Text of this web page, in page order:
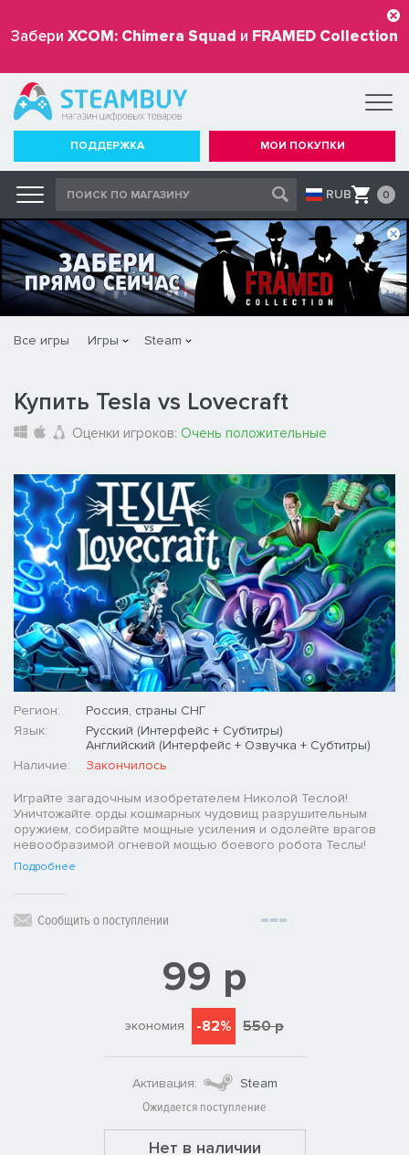
Забери XCOM: Chimera Squad и FRAMED Collection
бесплатно
ПОДДЕРЖКА МОИ ПОКУПКИ
RUB 0
Все игры Игры Steam
Купить Tesla vs Lovecraft
Оценки игроков: Очень положительные
Регион:
Россия, страны СНГ
Язык:
Русский (Интерфейс + Субтитры)
Английский (Интерфейс + Озвучка + Субтитры)
Наличие:
Закончилось
Играйте загадочным изобретателем Николой Теслой!
Уничтожайте орды кошмарных чудовищ разрушительным
оружием, собирайте мощные усиления и одолейте врагов
невообразимой огневой мощью боевого робота Теслы!
Подробнее
Сообщить о поступлении
99 р
экономия -82% 550 р
Активация:
Steam
Ожидается поступление
Нет в наличии